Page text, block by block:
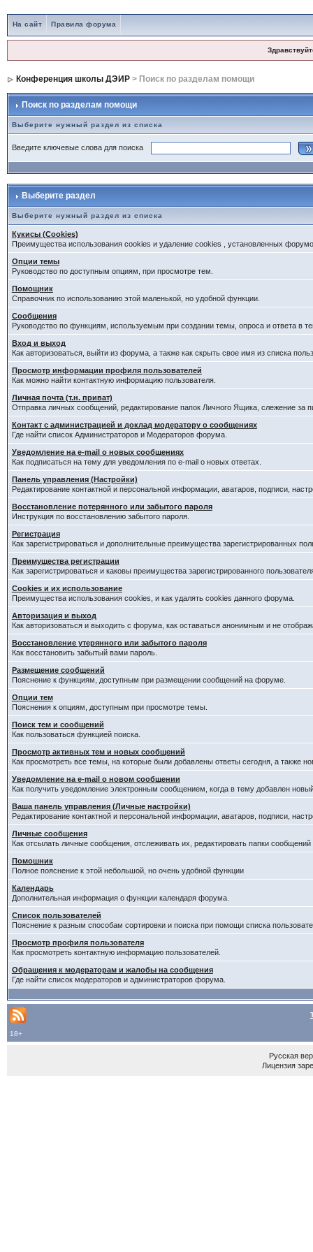
На сайт Правила форума
Конференция школы ДЭИР> Поиск по разделам помощи
Поиск по разделам помощи
Выберите нужный раздел из списка
Введите ключевые слова для поиска
Выберите раздел
Выберите нужный раздел из списка
Кукисы (Cookies)
Преимущества использования cookies и удаление cookies , установленных
Опции темы
Руководство по доступным опциям, при просмотре тем.
Помощник
Справочник по использованию этой маленькой, но удобной функции.
Сообщения
Руководство по функциям, используемым при создании темы, опроса и ответа в
Вход и выход
Как авторизоваться, выйти из форума, а также как скрыть свое имя из списка
Просмотр информации профиля пользователей
Как можно найти контактную информацию пользователя.
Личная почта (т.н. приват)
Отправка личных сообщений, редактирование папок Личного Ящика, слежение за
Контакт с администрацией и доклад модератору о сообщениях
Где найти список Администраторов и Модераторов форума.
Уведомление на e-mail о новых сообщениях
Как подписаться на тему для уведомления по e-mail о новых ответах.
Панель управления (Настройки)
Редактирование контактной и персональной информации, аватаров, подписи,
Восстановление потерянного или забытого пароля
Инструкция по восстановлению забытого пароля.
Регистрация
Как зарегистрироваться и дополнительные преимущества зарегистрированных
Преимущества регистрации
Как зарегистрироваться и каковы преимущества зарегистрированного
Cookies и их использование
Преимущества использования cookies, и как удалять cookies данного форума.
Авторизация и выход
Как авторизоваться и выходить с форума, как оставаться анонимным и не
Восстановление утерянного или забытого пароля
Как восстановить забытый вами пароль.
Размещение сообщений
Пояснение к функциям, доступным при размещении сообщений на форуме.
Опции тем
Пояснения к опциям, доступным при просмотре темы.
Поиск тем и сообщений
Как пользоваться функцией поиска.
Просмотр активных тем и новых сообщений
Как просмотреть все темы, на которые были добавлены ответы сегодня, а также
Уведомление на е-mail о новом сообщении
Как получить уведомление электронным сообщением, когда в тему добавлен
Ваша панель управления (Личные настройки)
Редактирование контактной и персональной информации, аватаров, подписи,
Личные сообщения
Как отсылать личные сообщения, отслеживать их, редактировать папки
Помошник
Полное пояснение к этой небольшой, но очень удобной функции
Календарь
Дополнительная информация о функции календаря форума.
Список пользователей
Пояснение к разным способам сортировки и поиска при помощи списка
Просмотр профиля пользователя
Как просмотреть контактную информацию пользователей.
Обращения к модераторам и жалобы на сообщения
Где найти список модераторов и администраторов форума.
18+
Русская
Лицензия